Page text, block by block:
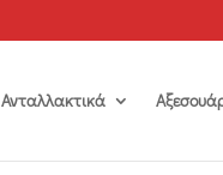
Ανταλλακτικά